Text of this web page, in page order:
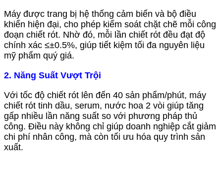
Máy được trang bị hệ thống cảm biến và bộ điều
khiển hiện đại, cho phép kiểm soát chặt chẽ mỗi công
đoạn chiết rót. Nhờ đó, mỗi lần chiết rót đều đạt độ
chính xác ≤±0.5%, giúp tiết kiệm tối đa nguyên liệu
mỹ phẩm quý giá.
2. Năng Suất Vượt Trội
Với tốc độ chiết rót lên đến 40 sản phẩm/phút, máy
chiết rót tinh dầu, serum, nước hoa 2 vòi giúp tăng
gấp nhiều lần năng suất so với phương pháp thủ
công. Điều này không chỉ giúp doanh nghiệp cắt giảm
chi phí nhân công, mà còn tối ưu hóa quy trình sản
xuất.